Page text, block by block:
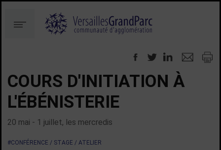
au
contenu
à
Menu
COURS D'INITIATION À
L'ÉBÉNISTERIE
20 mai - 1 juillet, les mercredis
#CONFÉRENCE / STAGE / ATELIER